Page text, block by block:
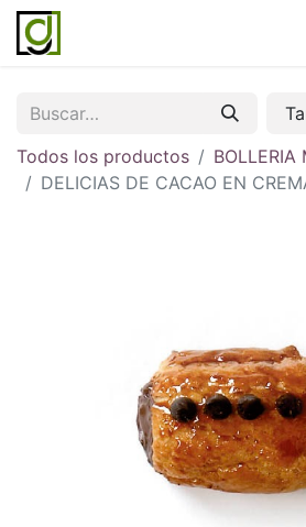
Todos los productos
BOLLERIA
DELICIAS DE CACAO EN